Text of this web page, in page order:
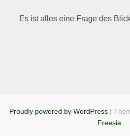
Es ist alles eine Frage des
Proudly powered by WordPress |
Freesia